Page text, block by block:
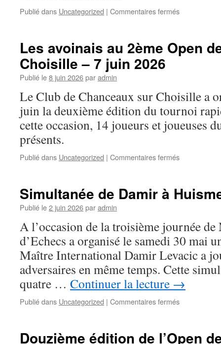
Publié dans Uncategorized | Commentaires ferméssur
au
Les avoinais au 2ème Open
Choisille – 7 juin 2026
Publié le8 juin 2026paradmin
Le Club de Chanceaux sur Choisille a
juin la deuxième édition du tournoi
cette occasion, 14 joueurs et joueuses
présents.
Publié dans Uncategorized | Commentaires ferméssur
2ème
Chanceaux
sur
Choisille
–
7
juin
2026
Simultanée de Damir à
Publié le2 juin 2026paradmin
A l’occasion de la troisième journée
d’Echecs a organisé le samedi 30 mai
Maître International Damir Levacic a
adversaires en même temps. Cette
quatre … Continuer la lecture →
Publié dans Uncategorized | Commentaires ferméssur
à
Douzième édition de l’Open